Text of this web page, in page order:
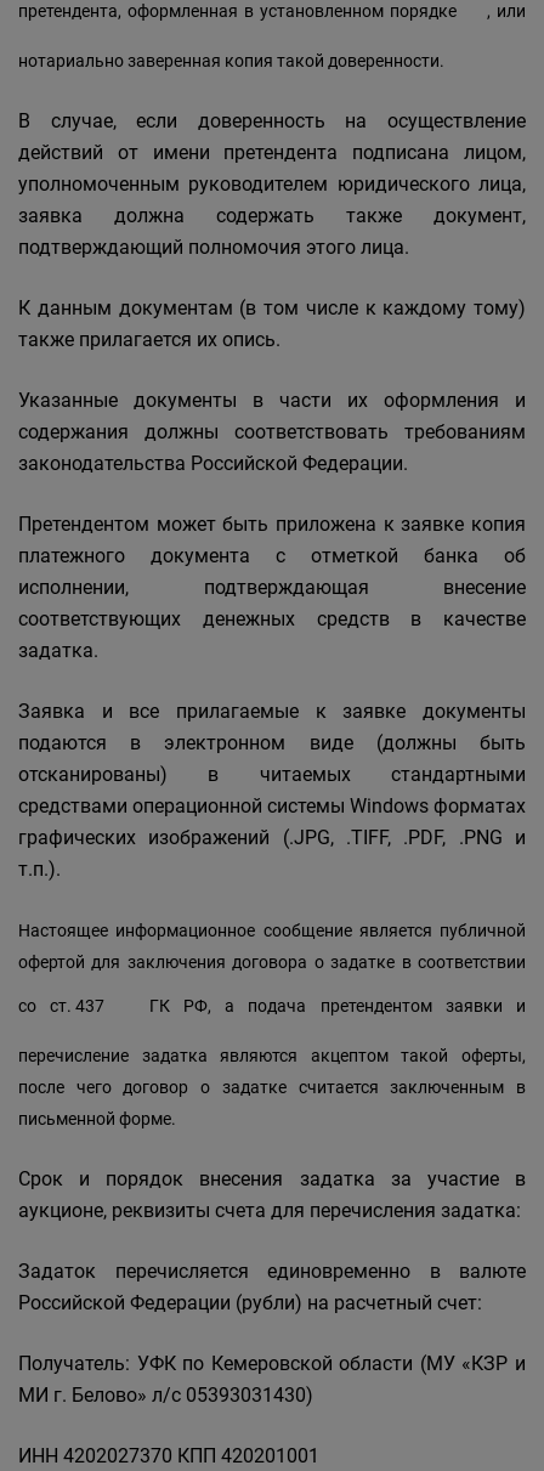
претендента, оформленная в установленном порядке , или
нотариально заверенная копия такой доверенности.
В случае, если доверенность на осуществление
действий от имени претендента подписана лицом,
уполномоченным руководителем юридического лица,
заявка должна содержать также документ,
подтверждающий полномочия этого лица.
К данным документам (в том числе к каждому тому)
также прилагается их опись.
Указанные документы в части их оформления и
содержания должны соответствовать требованиям
законодательства Российской Федерации.
Претендентом может быть приложена к заявке копия
платежного документа с отметкой банка об
исполнении, подтверждающая внесение
соответствующих денежных средств в качестве
задатка.
Заявка и все прилагаемые к заявке документы
подаются в электронном виде (должны быть
отсканированы) в читаемых стандартными
средствами операционной системы Windows форматах
графических изображений (.JPG, .TIFF, .PDF, .PNG и
т.п.).
Настоящее информационное сообщение является публичной
офертой для заключения договора о задатке в соответствии
сост. 437 ГК РФ, а подача претендентом заявки и
перечисление задатка являются акцептом такой оферты,
после чего договор о задатке считается заключенным в
письменной форме.
Срок и порядок внесения задатка за участие в
аукционе, реквизиты счета для перечисления задатка:
Задаток перечисляется единовременно в валюте
Российской Федерации (рубли) на расчетный счет:
Получатель: УФК по Кемеровской области (МУ «КЗР и
МИ г. Белово» л/с 05393031430)
ИНН 4202027370 КПП 420201001